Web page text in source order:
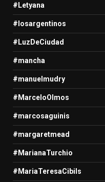
#Letyana
#losargentinos
#LuzDeCiudad
#mancha
#manuelmudry
#MarceloOlmos
#marcosaguinis
#margaretmead
#MarianaTurchio
#MariaTeresaCibils